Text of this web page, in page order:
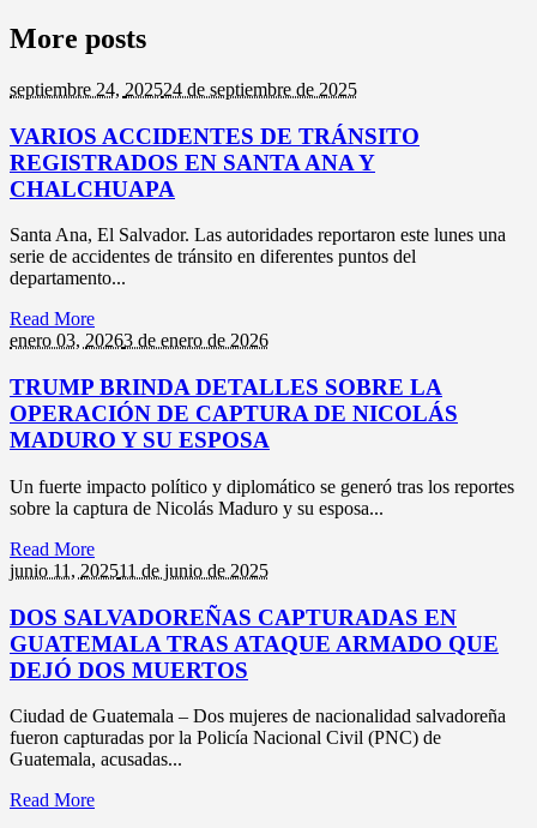
More posts
septiembre 24, 202524 de septiembre de 2025
VARIOS ACCIDENTES DE TRÁNSITO
REGISTRADOS EN SANTA ANA Y
CHALCHUAPA
Santa Ana, El Salvador. Las autoridades reportaron este lunes una
serie de accidentes de tránsito en diferentes puntos del
departamento...
Read More
enero 03, 20263 de enero de 2026
TRUMP BRINDA DETALLES SOBRE LA
OPERACIÓN DE CAPTURA DE NICOLÁS
MADURO Y SU ESPOSA
Un fuerte impacto político y diplomático se generó tras los reportes
sobre la captura de Nicolás Maduro y su esposa...
Read More
junio 11, 202511 de junio de 2025
DOS SALVADOREÑAS CAPTURADAS EN
GUATEMALA TRAS ATAQUE ARMADO QUE
DEJÓ DOS MUERTOS
Ciudad de Guatemala – Dos mujeres de nacionalidad salvadoreña
fueron capturadas por la Policía Nacional Civil (PNC) de
Guatemala, acusadas...
Read More